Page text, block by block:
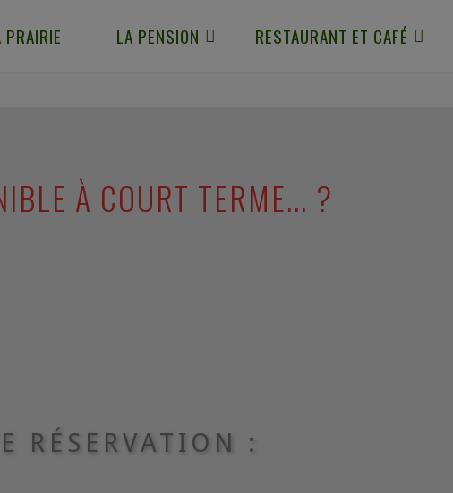
LA PENSION RESTAURANT ET CAFÉ
À COURT TERME... ?
RÉSERVATION :